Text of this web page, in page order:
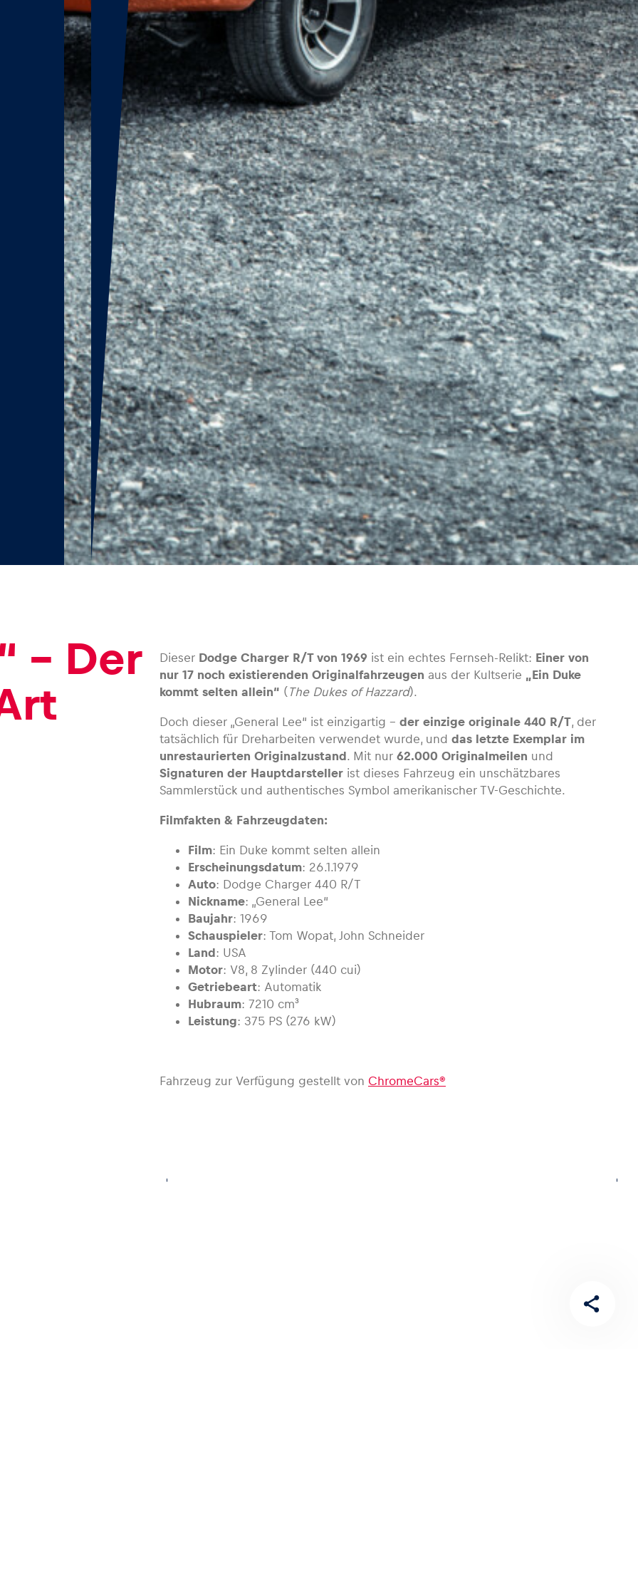
– Der
Dieser Dodge Charger R/T von 1969 ist ein echtes Fernseh-Relikt: Einer von
nur 17 noch existierenden Originalfahrzeugen aus der Kultserie „Ein Duke
kommt selten allein“ ( The Dukes of Hazzard).
Doch dieser „General Lee“ ist einzigartig – der einzige originale 440 R/T, der
tatsächlich für Dreharbeiten verwendet wurde, und das letzte Exemplar im
unrestaurierten Originalzustand. Mit nur 62.000 Originalmeilen und
Signaturen der Hauptdarsteller ist dieses Fahrzeug ein unschätzbares
Sammlerstück und authentisches Symbol amerikanischer TV-Geschichte.
Filmfakten & Fahrzeugdaten:
Film: Ein Duke kommt selten allein
Erscheinungsdatum: 26.1.1979
Auto: Dodge Charger 440 R/T
Nickname: „General Lee“
Baujahr: 1969
Schauspieler: Tom Wopat, John Schneider
Land: USA
Motor: V8, 8 Zylinder (440 cui)
Getriebeart: Automatik
Hubraum: 7210 cm³
Leistung: 375 PS (276 kW)
Fahrzeug zur Verfügung gestellt von ChromeCars®